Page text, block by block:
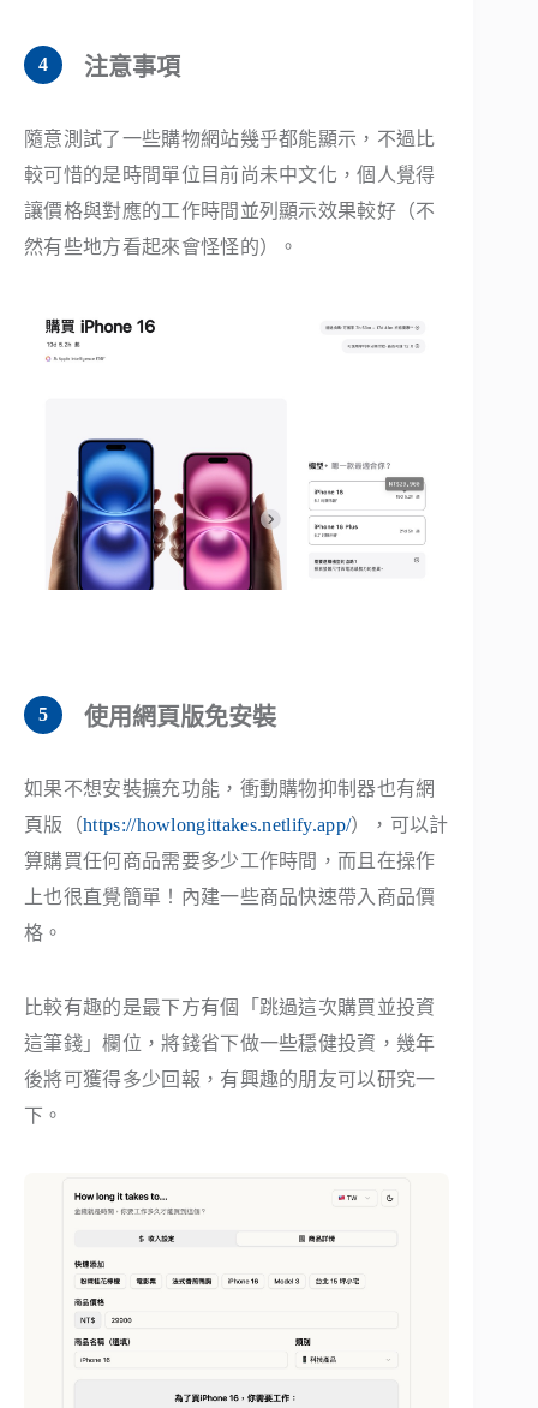
注意事項
隨意測試了一些購物網站幾乎都能顯示，不過比
較可惜的是時間單位目前尚未中文化，個人覺得
讓價格與對應的工作時間並列顯示效果較好（不
然有些地方看起來會怪怪的）。
使用網頁版免安裝
如果不想安裝擴充功能，衝動購物抑制器也有網
頁版（https://howlongittakes.netlify.app/），可以計
算購買任何商品需要多少工作時間，而且在操作
上也很直覺簡單！內建一些商品快速帶入商品價
格。
比較有趣的是最下方有個「跳過這次購買並投資
這筆錢」欄位，將錢省下做一些穩健投資，幾年
後將可獲得多少回報，有興趣的朋友可以研究一
下。